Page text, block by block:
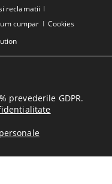
reclamatii
cumpar Cookies
prevederile GDPR.